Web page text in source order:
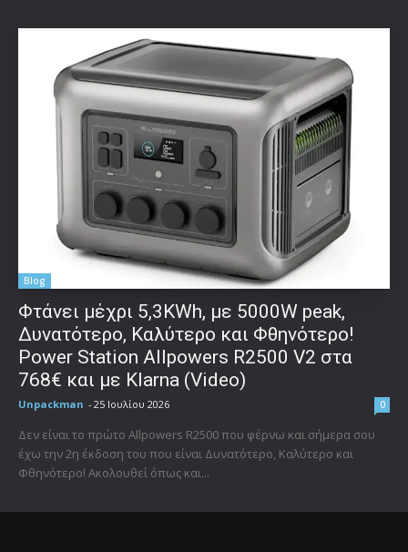
Blog
Φτάνει μέχρι 5,3KWh, με 5000W peak,
Δυνατότερο, Καλύτερο και Φθηνότερο!
Power Station Allpowers R2500 V2 στα
768€ και με Klarna (Video)
Unpackman - 25 Ιουλίου 2026 0
Δεν είναι το πρώτο Allpowers R2500 που φέρνω και σήμερα σου
έχω την 2η έκδοση του που είναι Δυνατότερο, Καλύτερο και
Φθηνότερο! Ακολουθεί όπως και...